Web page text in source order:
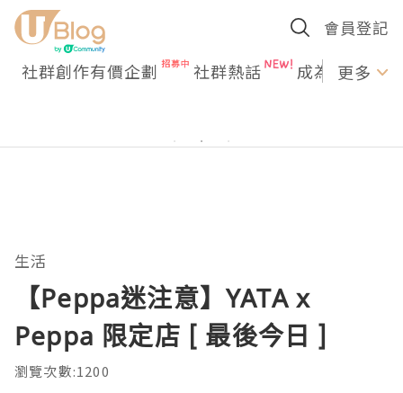
會員登記
社群創作有價企劃 社群熱話 成為U更多
生活
【Peppa迷注意】YATA x
Peppa 限定店 [ 最後今日 ]
瀏覽次數:1200